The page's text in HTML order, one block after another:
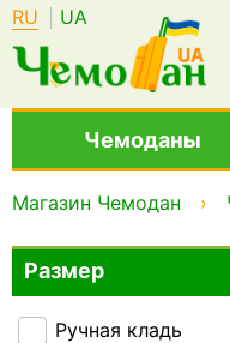
RU UA
Чемоданы
Магазин Чемодан
Размер
Ручная кладь